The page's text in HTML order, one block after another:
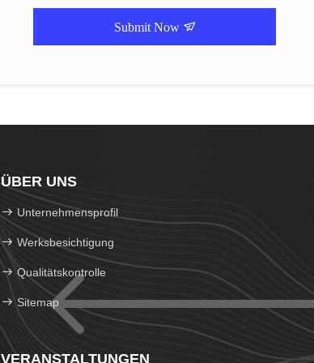
Submit Now
ÜBER UNS
Unternehmensprofil
Werksbesichtigung
Qualitätskontrolle
Sitemap
VERANSTALTUNGEN